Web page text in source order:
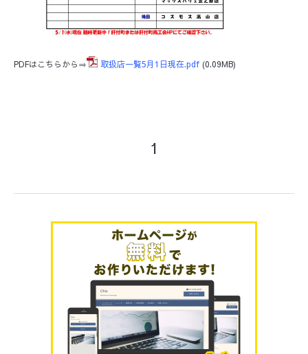
PDFはこちらから⇒ 取扱店一覧5月1日現在.pdf (0.09MB)
1